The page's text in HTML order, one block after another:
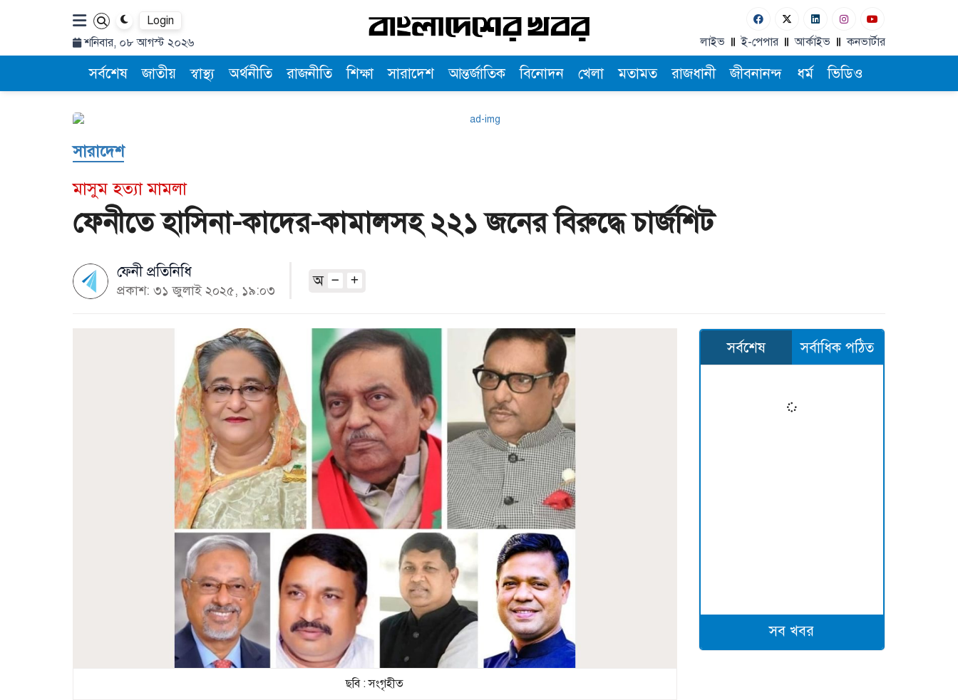
Login
শনিবার, ০৮ আগস্ট ২০২৬
লাইভ ই-পেপার আর্কাইভ কনভার্টার
সর্বশেষ জাতীয় স্বাস্থ্য অর্থনীতি রাজনীতি শিক্ষা সারাদেশ আন্তর্জাতিক বিনোদন খেলা মতামত রাজধানী জীবনানন্দ ধর্ম ভিডিও
সারাদেশ
মাসুম হত্যা মামলা
ফেনীতে হাসিনা-কাদের-কামালসহ ২২১ জনের বিরুদ্ধে চার্জশিট
ফেনী প্রতিনিধি
প্রকাশ: ৩১ জুলাই ২০২৫, ১৯:০৩
অ
ছবি : সংগৃহীত
সর্বশেষ সর্বাধিক পঠিত
সব খবর